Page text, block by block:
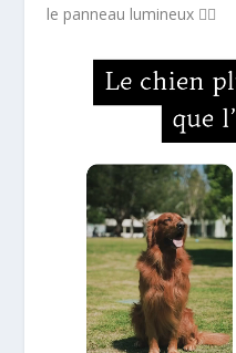
le panneau lumineux 🐕‍🦺